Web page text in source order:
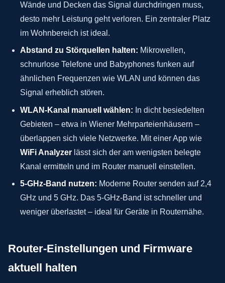
Wände und Decken das Signal durchdringen muss,
desto mehr Leistung geht verloren. Ein zentraler Platz
im Wohnbereich ist ideal.
Abstand zu Störquellen halten: Mikrowellen,
schnurlose Telefone und Babyphones funken auf
ähnlichen Frequenzen wie WLAN und können das
Signal erheblich stören.
WLAN-Kanal manuell wählen: In dicht besiedelten
Gebieten – etwa in Wiener Mehrparteienhäusern –
überlappen sich viele Netzwerke. Mit einer App wie
WiFi Analyzer lässt sich der am wenigsten belegte
Kanal ermitteln und im Router manuell einstellen.
5-GHz-Band nutzen: Moderne Router senden auf 2,4
GHz und 5 GHz. Das 5-GHz-Band ist schneller und
weniger überlastet – ideal für Geräte in Routernähe.
Router-Einstellungen und Firmware
aktuell halten